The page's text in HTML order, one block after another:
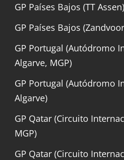
GP Países Bajos (TT Assen)
GP Países Bajos
GP Portugal (Autódromo
Algarve, MGP)
GP Portugal (Autódromo
Algarve)
GP Qatar (Circuito
MGP)
GP Qatar (Circuito